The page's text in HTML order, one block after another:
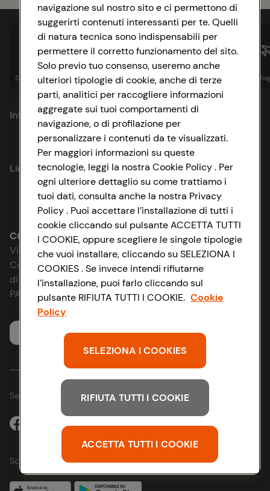
Spesa online Assicurazioni Sapori& Istituzionale
Informazioni
Privacy Policy
Cookie Policy
Impostazioni Cookie
Accessibilità
D&I e Parità di Genere
Strategia Fiscale
Link utili
Lavora con noi
Le cooperative
News & Approfondimenti
Richiami prodotto
Whistleblowing
CONAD SOCIETÀ COOPERATIVA
Via Michelino, 59 | 40127 BOLOGNA
Codice Fiscale e Registro Imprese
di Bologna 00865960157
PARTITA IVA 03320960374
Servizio clienti
Seguici sui Social:
Scarica l'app
navigazione sul nostro sito e ci permettono di
suggerirti contenuti interessanti per te. Quelli
di natura tecnica sono indispensabili per
permettere il corretto funzionamento del sito.
Solo previo tuo consenso, useremo anche
ulteriori tipologie di cookie, anche di terze
parti, analitici per raccogliere informazioni
aggregate sui tuoi comportamenti di
navigazione, o di profilazione per
personalizzare i contenuti da te visualizzati.
Per maggiori informazioni su queste
tecnologie, leggi la nostra Cookie Policy . Per
ogni ulteriore dettaglio su come trattiamo i
tuoi dati, consulta anche la nostra Privacy
Policy . Puoi accettare l’installazione di tutti i
cookie cliccando sul pulsante ACCETTA TUTTI
I COOKIE, oppure scegliere le singole tipologie
che vuoi installare, cliccando su SELEZIONA I
COOKIES . Se invece intendi rifiutarne
l’installazione, puoi farlo cliccando sul
pulsante RIFIUTA TUTTI I COOKIE. Cookie
Policy
SELEZIONA I COOKIES
RIFIUTA TUTTI I COOKIE
ACCETTA TUTTI I COOKIE